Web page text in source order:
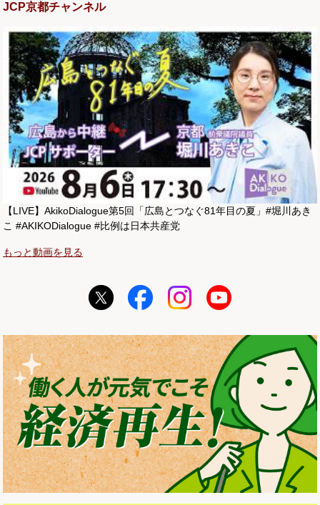
JCP京都チャンネル
【LIVE】AkikoDialogue第5回「広島とつなぐ81年目の夏」#堀川あき
こ #AKIKODialogue #比例は日本共産党
もっと動画を見る